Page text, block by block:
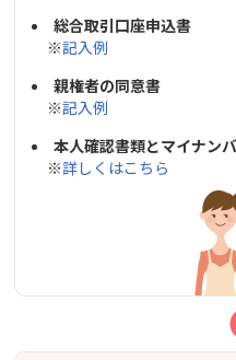
総合取引口座申込書
※記入例
親権者の同意書
※記入例
本人確認書類とマイナン
※詳しくはこちら